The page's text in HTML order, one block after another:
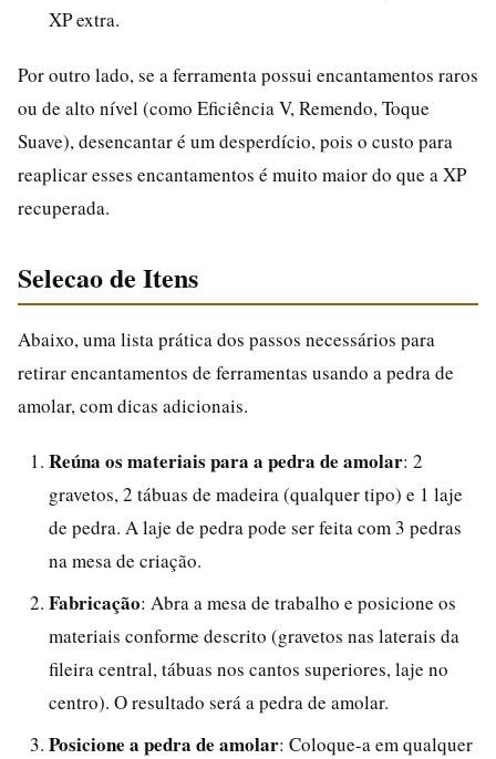
XP extra.
Por outro lado, se a ferramenta possui encantamentos raros
ou de alto nível (como Eficiência V, Remendo, Toque
Suave), desencantar é um desperdício, pois o custo para
reaplicar esses encantamentos é muito maior do que a XP
recuperada.
Selecao de Itens
Abaixo, uma lista prática dos passos necessários para
retirar encantamentos de ferramentas usando a pedra de
amolar, com dicas adicionais.
Reúna os materiais para a pedra de amolar: 2
gravetos, 2 tábuas de madeira (qualquer tipo) e 1 laje
de pedra. A laje de pedra pode ser feita com 3 pedras
na mesa de criação.
Fabricação: Abra a mesa de trabalho e posicione os
materiais conforme descrito (gravetos nas laterais da
fileira central, tábuas nos cantos superiores, laje no
centro). O resultado será a pedra de amolar.
Posicione a pedra de amolar: Coloque-a em qualquer